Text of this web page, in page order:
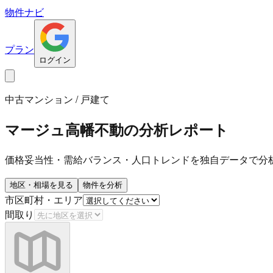
物件ナビ
プラン
ログイン
中古マンション / 戸建て
マージュ高幡不動の分析レポート
価格妥当性・需給バランス・人口トレンドを独自データで分
地区・相場を見る 物件を分析
市区町村・エリア
間取り